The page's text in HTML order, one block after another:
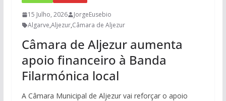
15 Julho, 2026
JorgeEusebio
Algarve,Aljezur,Câmara de Aljezur
Câmara de Aljezur aumenta
apoio financeiro à Banda
Filarmónica local
A Câmara Municipal de Aljezur vai reforçar o apoio